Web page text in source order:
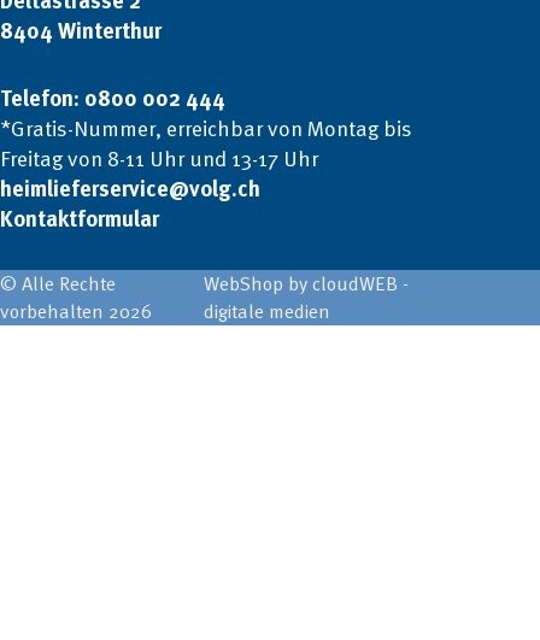
8404 Winterthur
Telefon: 0800 002 444
*Gratis-Nummer, erreichbar von Montag bis
Freitag von 8-11 Uhr und 13-17 Uhr
heimlieferservice@volg.ch
Kontaktformular
© Alle Rechte
vorbehalten 2026
WebShop by cloudWEB -
digitale medien